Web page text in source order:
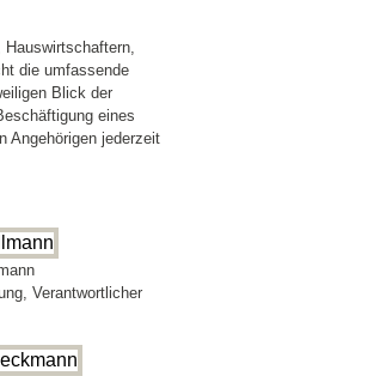
Hauswirtschaftern,
die umfassende
Blick der
eines
Angehörigen jederzeit
Verantwortlicher